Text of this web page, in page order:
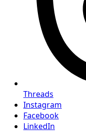
Threads
Instagram
Facebook
LinkedIn